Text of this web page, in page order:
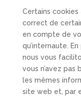
Certains
correct de
en compte de
qu’internaute.
nous vous
vous n’avez pas
les mêmes
site web et, par